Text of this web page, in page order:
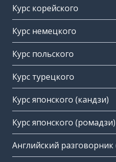
Курс корейского
Курс немецкого
Курс польского
Курс турецкого
Курс японского (кандзи)
Курс японского (ромадзи)
Английский разговорник